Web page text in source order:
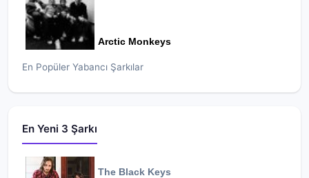
Arctic Monkeys
En Popüler Yabancı Şarkılar
En Yeni 3 Şarkı
The Black Keys